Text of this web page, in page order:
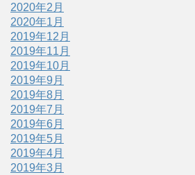
2020年2月
2020年1月
2019年12月
2019年11月
2019年10月
2019年9月
2019年8月
2019年7月
2019年6月
2019年5月
2019年4月
2019年3月